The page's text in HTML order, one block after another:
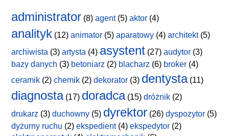
administrator (8) agent(5) aktor (4)
analityk (12) animator (5) aparatowy (4) architekt(5)
archiwista (3) artysta (4) asystent (27) audytor (3)
bazy danych (3) betoniarz (2) blacharz (6) broker (4)
ceramik (2) chemik (2) dekorator (3) dentysta(11)
diagnosta(17) doradca(15) dróżnik (2)
drukarz (3) duchowny (5) dyrektor (26) dyspozytor (5)
dyżurny ruchu (2) ekspedient(4) ekspedytor (2)